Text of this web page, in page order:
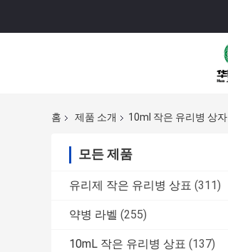
홈 제품 소개 10ml 작은 유리병 상자
모든 제품
유리제 작은 유리병 상표 (311)
약병 라벨 (255)
10mL 작은 유리병 상표 (137)